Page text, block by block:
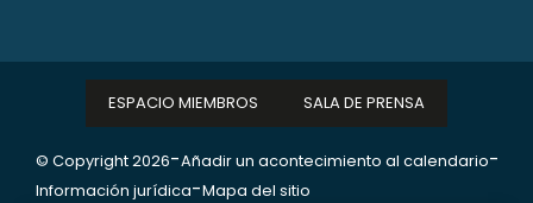
© Copyright 2026-Añadir un acontecimiento al calendario-
Información jurídica-Mapa del sitio
ESPACIO MIEMBROS SALA DE PRENSA